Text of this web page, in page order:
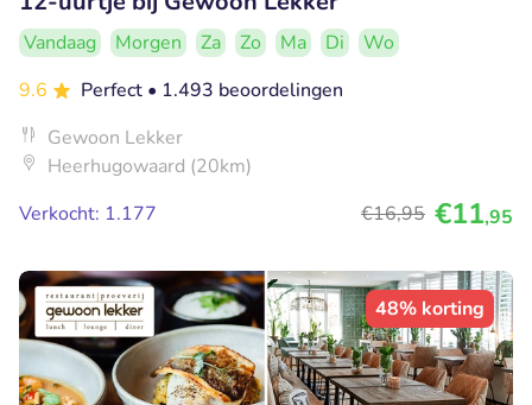
Vandaag Morgen Za Zo Ma Di
Wo
9.6
Perfect • 1.493 beoordelingen
Gewoon Lekker
Heerhugowaard (20km)
Verkocht: 1.177
€16,95 €11,95
48% korting